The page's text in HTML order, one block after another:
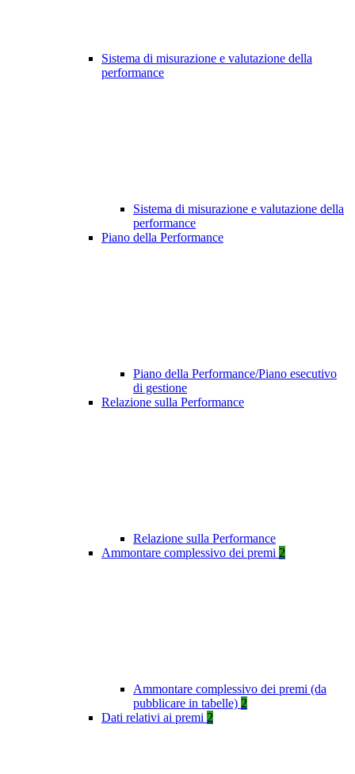
Sistema di misurazione e valutazione della
performance
Sistema di misurazione e valutazione della
performance
Piano della Performance
Piano della Performance/Piano esecutivo
di gestione
Relazione sulla Performance
Relazione sulla Performance
Ammontare complessivo dei premi 2
Ammontare complessivo dei premi (da
pubblicare in tabelle) 2
Dati relativi ai premi 2